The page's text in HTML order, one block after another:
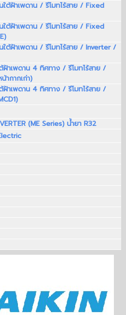
ต้ฝ้าเพดาน / รีโมทไร้สาย / Fixed
ต้ฝ้าเพดาน / รีโมทไร้สาย / Fixed
ต้ฝ้าเพดาน / รีโมทไร้สาย / Inverter /
าเพดาน 4 ทิศทาง / รีโมทไร้สาย /
ากากเก่า)
าเพดาน 4 ทิศทาง / รีโมทไร้สาย /
(ME Series) น้ำยา R32